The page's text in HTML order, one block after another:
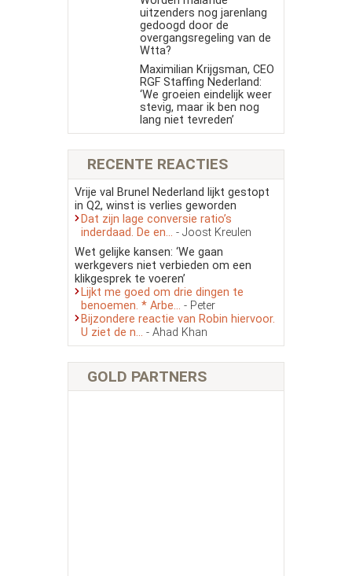
uitzenders nog jarenlang
gedoogd door de
overgangsregeling van de
Wtta?
Maximilian Krijgsman, CEO
RGF Staffing Nederland:
‘We groeien eindelijk weer
stevig, maar ik ben nog
lang niet tevreden’
RECENTE REACTIES
Vrije val Brunel Nederland lijkt gestopt
in Q2, winst is verlies geworden
Dat zijn lage conversie ratio’s
inderdaad. De en... - Joost Kreulen
Wet gelijke kansen: ‘We gaan
werkgevers niet verbieden om een
klikgesprek te voeren’
Lijkt me goed om drie dingen te
benoemen. * Arbe... - Peter
Bijzondere reactie van Robin hiervoor.
U ziet de n... - Ahad Khan
GOLD PARTNERS